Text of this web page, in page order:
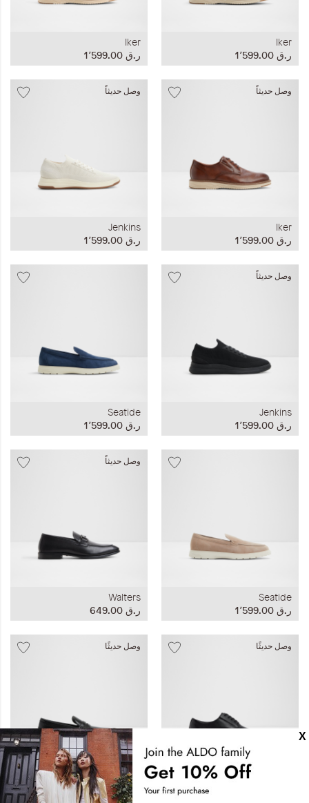
Iker
ر.ق‏ 1٬599.00
Iker
ر.ق‏ 1٬599.00
وصل حديثاً
Iker
ر.ق‏ 1٬599.00
وصل حديثاً
Jenkins
ر.ق‏ 1٬599.00
وصل حديثاً
Jenkins
ر.ق‏ 1٬599.00
Seatide
ر.ق‏ 1٬599.00
Seatide
ر.ق‏ 1٬599.00
وصل حديثاً
Walters
ر.ق‏ 649.00
وصل حديثًا وصل حديثًا
Kieran
ر.ق‏ 649.00